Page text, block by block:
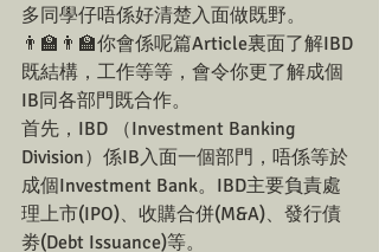
多同學仔唔係好清楚入面做既野。
👨‍🏫👨‍🏫你會係呢篇Article裏面了解IBD
既結構，工作等等，會令你更了解成個
IB同各部門既合作。
首先，IBD （Investment Banking
Division）係IB入面一個部門，唔係等於
成個Investment Bank。IBD主要負責處
理上市(IPO)、收購合併(M&A)、發行債
劵(Debt Issuance)等。